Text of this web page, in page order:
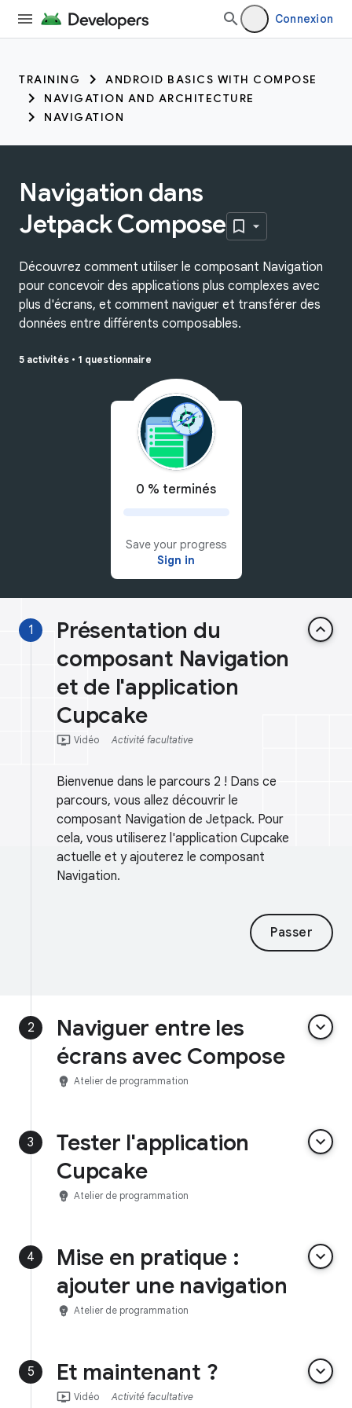
Connexion
TRAINING
ANDROID BASICS WITH COMPOSE
NAVIGATION AND ARCHITECTURE
NAVIGATION
Navigation dans
Jetpack Compose
Découvrez comment utiliser le composant Navigation
pour concevoir des applications plus complexes avec
plus d'écrans, et comment naviguer et transférer des
données entre différents composables.
5 activités • 1 questionnaire
0 % terminés
Save your progress
Sign in
1
Présentation du
composant Navigation
et de l'application
Cupcake
keyboard_arrow_up
ondemand_video Vidéo Activité facultative
Bienvenue dans le parcours 2 ! Dans ce
parcours, vous allez découvrir le
composant Navigation de Jetpack. Pour
cela, vous utiliserez l'application Cupcake
actuelle et y ajouterez le composant
Navigation.
Passer
2
Naviguer entre les
écrans avec Compose
keyboard_arrow_down
emoji_objects Atelier de programmation
3
Tester l'application
Cupcake
keyboard_arrow_down
emoji_objects Atelier de programmation
4
Mise en pratique :
ajouter une navigation
keyboard_arrow_down
emoji_objects Atelier de programmation
5 Et maintenant ? keyboard_arrow_down
ondemand_video Vidéo Activité facultative